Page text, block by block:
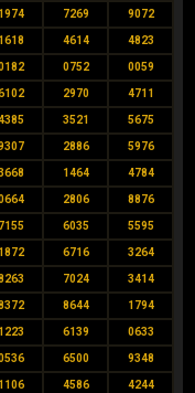
1974 7269 9072
1618 4614 4823
0752 0059
2970 4711
3521 5675
2886 5976
1464 4784
2806 8876
7155 6035 5595
1872 6716 3264
7024 3414
8644 1794
1223 6139 0633
6500 9348
1106 4586 4244